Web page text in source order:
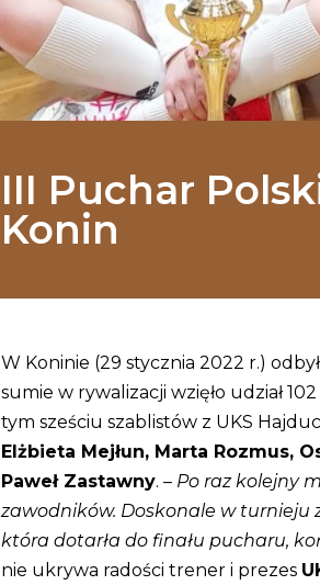
III Puchar
Konin
W Koninie (29 stycznia 2022 r.)
sumie w rywalizacji wzięło udział
tym sześciu szablistów z UKS
Elżbieta Mejłun, Marta Rozmus,
Paweł Zastawny. – Po raz kolejny
zawodników. Doskonale w turnieju
która dotarła do finału pucharu,
nie ukrywa radości trener i prezes